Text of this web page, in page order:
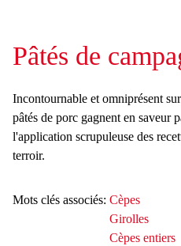
Pâtés de
Incontournable et omniprésent
pâtés de porc gagnent en saveur
l'application scrupuleuse des
terroir.
Mots clés associés: Cèpes
Girolles
Cèpes entiers